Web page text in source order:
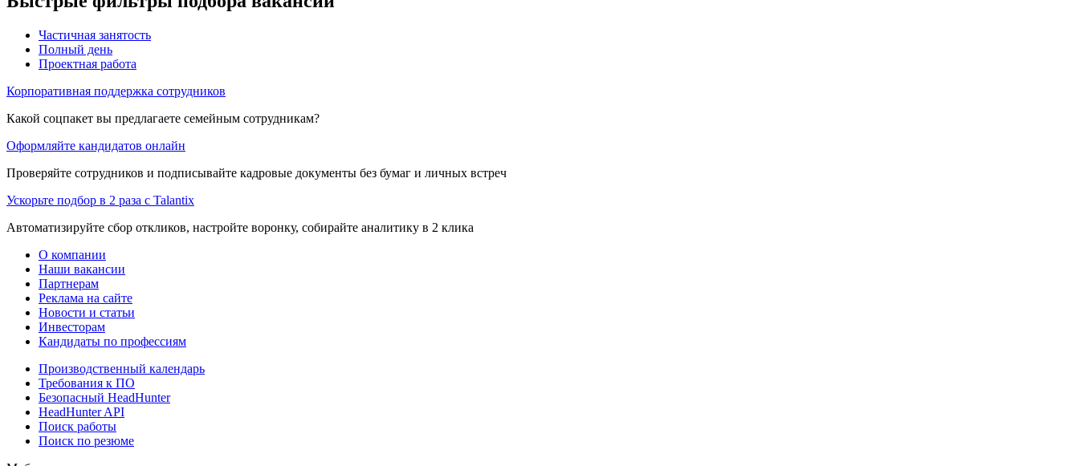
Частичная занятость
Полный день
Проектная работа
Корпоративная поддержка сотрудников
Какой соцпакет вы предлагаете семейным сотрудникам?
Оформляйте кандидатов онлайн
Проверяйте сотрудников и подписывайте кадровые документы без бумаг и личных встреч
Ускорьте подбор в 2 раза с Talantix
Автоматизируйте сбор откликов, настройте воронку, собирайте аналитику в 2 клика
О компании
Наши вакансии
Партнерам
Реклама на сайте
Новости и статьи
Инвесторам
Кандидаты по профессиям
Производственный календарь
Требования к ПО
Безопасный HeadHunter
HeadHunter API
Поиск работы
Поиск по резюме